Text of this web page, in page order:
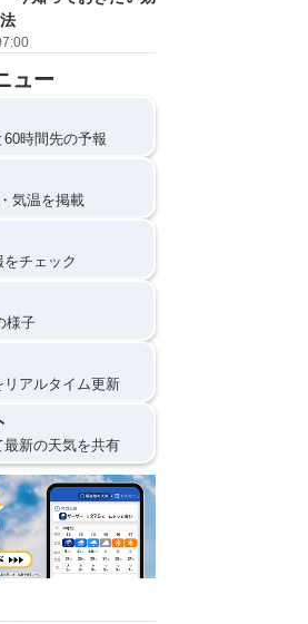
ュー
時間先の予報
気温を掲載
チェック
様子
アルタイム更新
新の天気を共有